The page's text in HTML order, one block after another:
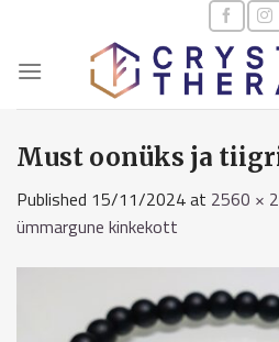
content
Must oonüks ja
Published 15/11/2024at 2560 ×
ümmargune kinkekott